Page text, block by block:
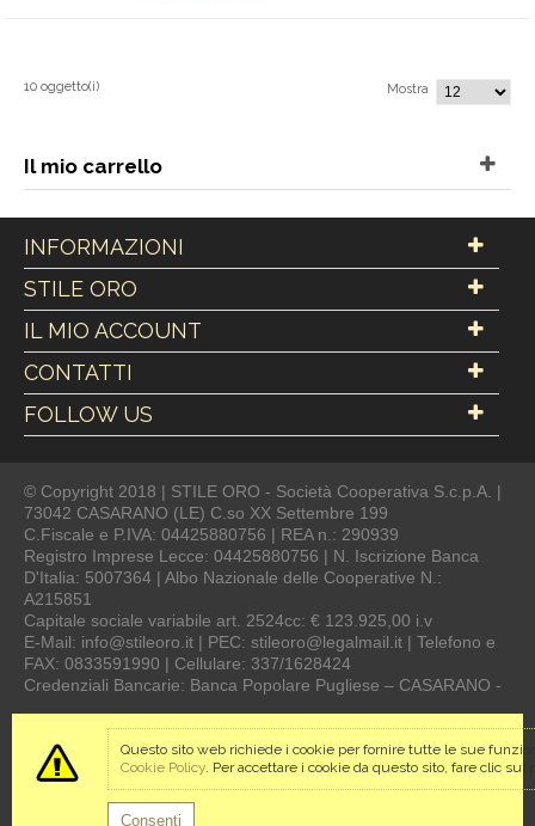
10 oggetto(i) Mostra
Il mio carrello
INFORMAZIONI
STILE ORO
IL MIO ACCOUNT
CONTATTI
FOLLOW US
© Copyright 2018 | STILE ORO - Società Cooperativa S.c.p.A. |
73042 CASARANO (LE) C.so XX Settembre 199
C.Fiscale e P.IVA: 04425880756 | REA n.: 290939
Registro Imprese Lecce: 04425880756 | N. Iscrizione Banca
D'Italia: 5007364 | Albo Nazionale delle Cooperative N.:
A215851
Capitale sociale variabile art. 2524cc: € 123.925,00 i.v
E-Mail: info@stileoro.it | PEC: stileoro@legalmail.it | Telefono e
FAX: 0833591990 | Cellulare: 337/1628424
Credenziali Bancarie: Banca Popolare Pugliese – CASARANO -
Questo sito web richiede i cookie per fornire tutte le sue
Cookie Policy. Per accettare i cookie da questo sito, fare clic sul
Consenti